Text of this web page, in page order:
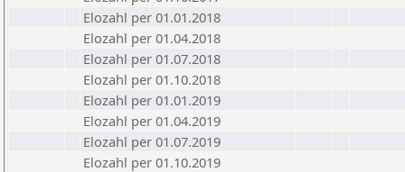
Elozahl per 01.01.2018
Elozahl per 01.04.2018
Elozahl per 01.07.2018
Elozahl per 01.10.2018
Elozahl per 01.01.2019
Elozahl per 01.04.2019
Elozahl per 01.07.2019
Elozahl per 01.10.2019